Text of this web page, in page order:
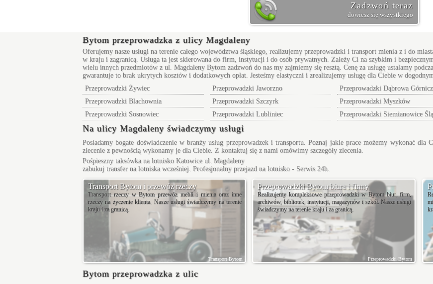
Zadzwoń teraz
dowiesz się wszystkiego
Bytom przeprowadzka z ulicy Magdaleny
Oferujemy nasze usługi na terenie całego województwa śląskiego, realizujemy przeprowadzki i transport mienia z i do
w kraju i zagranicą. Usługa ta jest skierowana do firm, instytucji i do osób prywatnych. Zależy Ci na szybkim i
wielu innych przedmiotów z ul.Magdaleny Bytom zadzwoń do nas my zajmiemy się resztą. Cenę za usługę ustalamy
gwarantuje to brak ukrytych kosztów i dodatkowych opłat. Jesteśmy elastyczni i zrealizujemy usługę dla Ciebie w
Przeprowadzki Żywiec
Przeprowadzki Jaworzno Przeprowadzki Dąbrowa
Przeprowadzki Blachownia
Przeprowadzki Szczyrk Przeprowadzki Myszków
Przeprowadzki Sosnowiec
Przeprowadzki Lubliniec Przeprowadzki Siemianowice
Na ulicy Magdaleny świadczymy usługi
Posiadamy bogate doświadczenie w branży usług przeprowadzek i transportu. Poznaj jakie prace możemy wykonać
zlecenie z pewnością wykonamy je dla Ciebie. Z kontaktuj się z nami omówimy szczegóły zlecenia.
Pośpiesznytaksówka na lotnisko Katowiceul. Magdaleny
zabukuj transfer na lotniska wcześniej. Profesjonalny przejazd na lotnisko - Serwis 24h.
Transport Bytom i przewóz rzeczy
Transport rzeczy w Bytom przewóz mebli i mienia oraz inne
rzeczy na życzenie klienta. Nasze usługi świadczymy na terenie
kraju i za granicą.
Transport Bytom
Przeprowadzki Bytom biura i firmy
Realizujemy kompleksowe przeprowadzki w Bytom biur, firm,
archiwów, bibliotek, instytucji, magazynów i szkół. Nasze usługi
świadczymy na terenie kraju i za granicą.
Przeprowadzki Bytom
Bytom przeprowadzka z ulic